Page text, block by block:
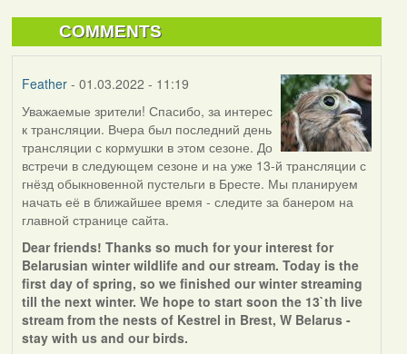
COMMENTS
Feather- 01.03.2022 - 11:19
Уважаемые зрители! Спасибо, за интерес
к трансляции. Вчера был последний день
трансляции с кормушки в этом сезоне. До
встречи в следующем сезоне и на уже 13-й трансляции с
гнёзд обыкновенной пустельги в Бресте. Мы планируем
начать её в ближайшее время - следите за банером на
главной странице сайта.
Dear friends! Thanks so much for your interest for
Belarusian winter wildlife and our stream. Today is the
first day of spring, so we finished our winter streaming
till the next winter. We hope to start soon the 13`th live
stream from the nests of Kestrel in Brest, W Belarus -
stay with us and our birds.